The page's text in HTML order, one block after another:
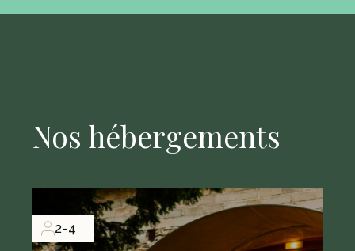
Nos hébergements
2-4